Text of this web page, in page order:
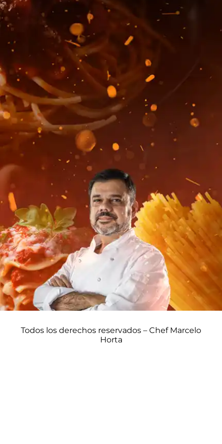
Todos los derechos reservados – Chef Marcelo
Horta